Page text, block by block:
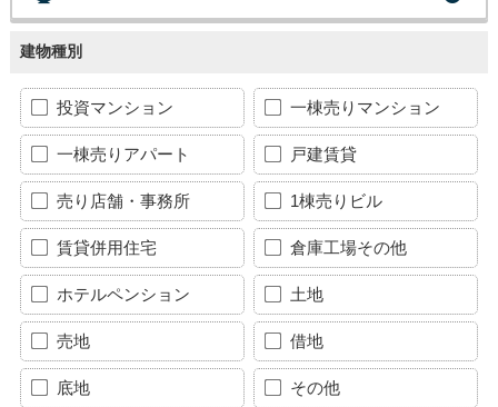
建物種別
投資マンション 一棟売りマンション
一棟売りアパート 戸建賃貸
売り店舗・事務所 1棟売りビル
賃貸併用住宅 倉庫工場その他
ホテルペンション 土地
売地 借地
底地 その他